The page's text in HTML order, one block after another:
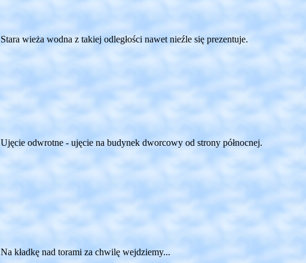
Stara wieża wodna z takiej odległości nawet nieźle się prezentuje.
Ujęcie odwrotne - ujęcie na budynek dworcowy od strony północnej.
Na kładkę nad torami za chwilę wejdziemy...